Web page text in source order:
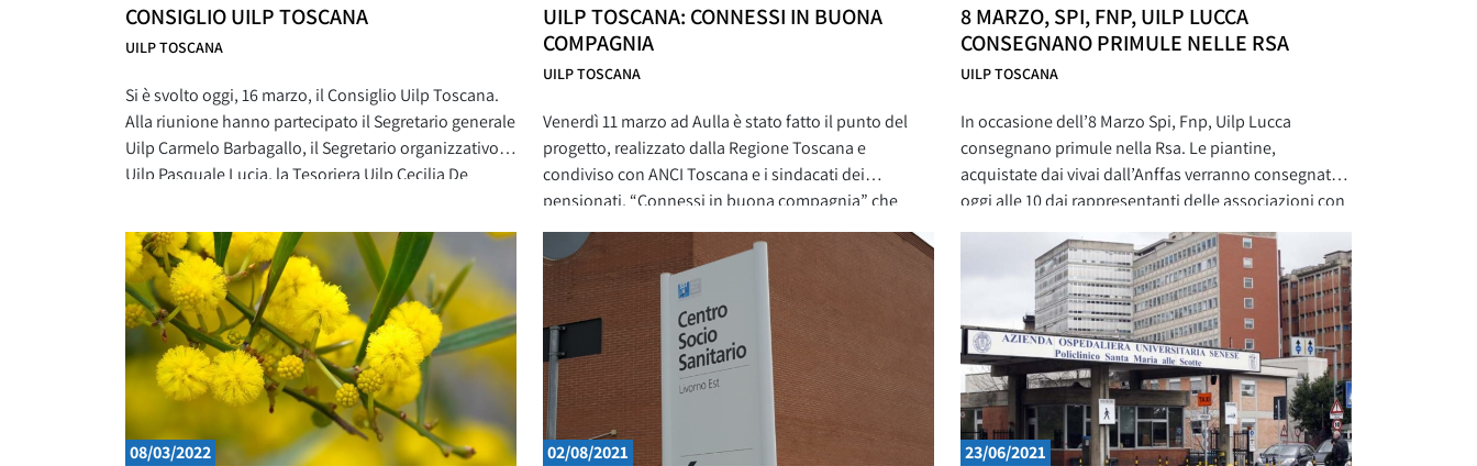
CONSIGLIO UILP TOSCANA
UILP TOSCANA
Si è svolto oggi, 16 marzo, il Consiglio Uilp Toscana.
Alla riunione hanno partecipato il Segretario generale
Uilp Carmelo Barbagallo, il Segretario organizzativo
Uilp Pasquale Lucia, la Tesoriera Uilp Cecilia De
Catalini, il Segretario generale Uil Toscana Paolo
Fantappè. Barbagallo, concludendo i lavori del
Consiglio ha ricordato: “I
UILP TOSCANA: CONNESSI IN BUONA
COMPAGNIA
UILP TOSCANA
Venerdì 11 marzo ad Aulla è stato fatto il punto del
progetto, realizzato dalla Regione Toscana e
condiviso con ANCI Toscana e i sindacati dei
pensionati, “Connessi in buona compagnia” che
aiuta gli over 65 all’uso di tecnologie e servizi digitali.
La Uil Pensionati Toscana ha partecipato con una
delegazione massiccia, guidata dal Segretario
Organizzativo
8 MARZO, SPI, FNP, UILP LUCCA
CONSEGNANO PRIMULE NELLE RSA
UILP TOSCANA
In occasione dell’8 Marzo Spi, Fnp, Uilp Lucca
consegnano primule nella Rsa. Le piantine,
acquistate dai vivai dall’Anffas verranno consegnate
oggi alle 10 dai rappresentanti delle associazioni con
l’assessora alle politiche sociali di Lucca, Valeria
Giglioli, alle donne della Pia Casa. Alle 11 andranno
alla casa di riposo di Monte San Quirico, mentre alle
08/03/2022 02/08/2021 23/06/2021